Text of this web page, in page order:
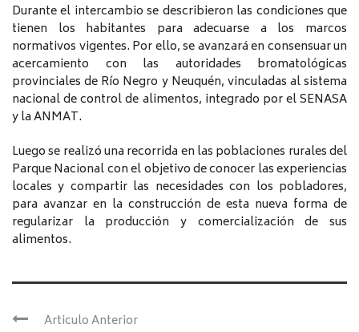
Durante el intercambio se describieron las condiciones que
tienen los habitantes para adecuarse a los marcos
normativos vigentes. Por ello, se avanzará en consensuar un
acercamiento con las autoridades bromatológicas
provinciales de Río Negro y Neuquén, vinculadas al sistema
nacional de control de alimentos, integrado por el SENASA
y la ANMAT.
Luego se realizó una recorrida en las poblaciones rurales del
Parque Nacional con el objetivo de conocer las experiencias
locales y compartir las necesidades con los pobladores,
para avanzar en la construcción de esta nueva forma de
regularizar la producción y comercialización de sus
alimentos.
Articulo Anterior